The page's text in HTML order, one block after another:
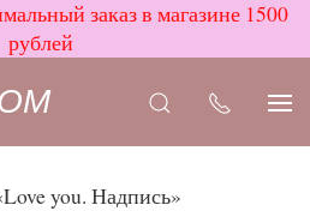
заказ в магазине 1500
рублей
you. Надпись»